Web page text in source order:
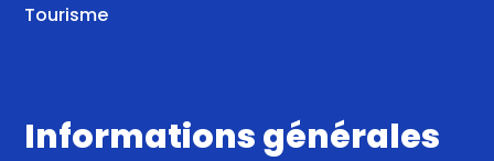
Tourisme
Informations générales